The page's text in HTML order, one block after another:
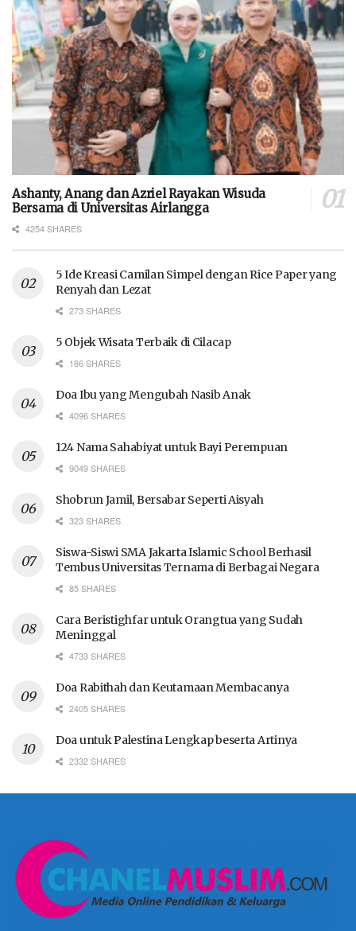
Ashanty, Anang dan Azriel Rayakan Wisuda
Bersama di Universitas Airlangga
4254 SHARES
5 Ide Kreasi Camilan Simpel dengan Rice Paper yang
Renyah dan Lezat
273 SHARES
5 Objek Wisata Terbaik di Cilacap
186 SHARES
Doa Ibu yang Mengubah Nasib Anak
4096 SHARES
124 Nama Sahabiyat untuk Bayi Perempuan
9049 SHARES
Shobrun Jamil, Bersabar Seperti Aisyah
323 SHARES
Siswa-Siswi SMA Jakarta Islamic School Berhasil
Tembus Universitas Ternama di Berbagai Negara
85 SHARES
Cara Beristighfar untuk Orangtua yang Sudah
Meninggal
4733 SHARES
Doa Rabithah dan Keutamaan Membacanya
2405 SHARES
Doa untuk Palestina Lengkap beserta Artinya
2332 SHARES